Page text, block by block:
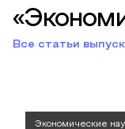
Все статьи
Экономические